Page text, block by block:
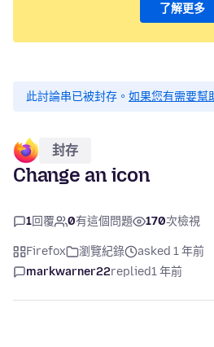
了解更多
此討論串已被封存。 如果您有需要幫
封存
Change an icon
1回覆 0有這個問題 170次檢視
Firefox 瀏覽紀錄
asked 1 年前
markwarner22replied1 年前